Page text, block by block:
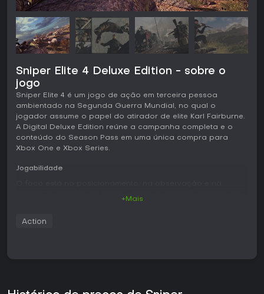
Sniper Elite 4 Deluxe Edition - sobre o
jogo
Sniper Elite 4 é um jogo de ação em terceira pessoa
ambientado na Segunda Guerra Mundial, no qual o
jogador assume o papel do atirador de elite Karl Fairburne.
A Digital Deluxe Edition reúne a campanha completa e o
conteúdo do Season Pass em uma única compra para
Xbox One e Xbox Series.
Jogabilidade
abordagens variadas, com rifles de precisão icônicos da
favorecem estratégias criativas.
+Mais
Action